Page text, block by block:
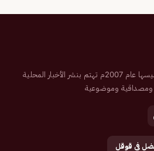
صحيفة إلكترونية سعودية تم تأسيسها عام 2007م تهتم بنشر الأخبار المحلية
ومصداقية وموضوعية
في قوقل